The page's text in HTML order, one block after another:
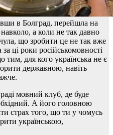
в Болград, перейшла на
а коли не так давно
що зробити це не так вже
ці роки російськомовності
тим, для кого українська не є
державною, навіть
мовний клуб, де буде
А його головною
страх того, що ти у чомусь
українською,